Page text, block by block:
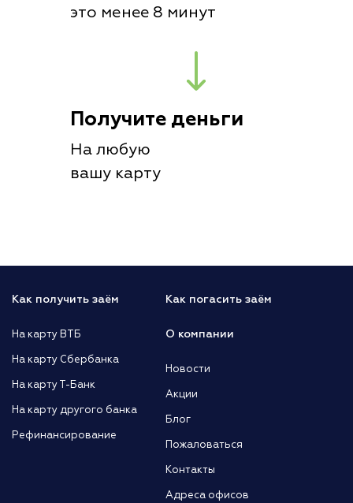
это менее 8 минут
Получите деньги
На любую
вашу карту
Как получить заём
На карту ВТБ
На карту Сбербанка
На карту Т-Банк
На карту другого банка
Рефинансирование
Как погасить заём
О компании
Новости
Акции
Блог
Пожаловаться
Контакты
Адреса офисов